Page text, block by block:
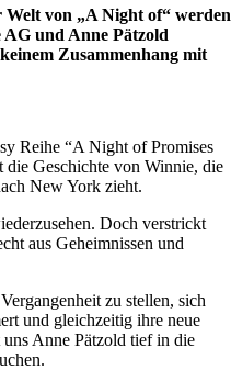
von „A Night of“ werden
und Anne Pätzold
Zusammenhang mit
Reihe “A Night of Promises
Geschichte von Winnie, die
New York zieht.
Doch verstrickt
aus Geheimnissen und
zu stellen, sich
und gleichzeitig ihre neue
Anne Pätzold tief in die